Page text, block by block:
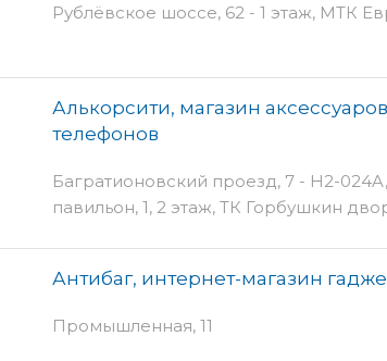
Рублёвское шоссе, 62 - 1 этаж, МТК
Алькорсити, магазин
телефонов
Багратионовский проезд, 7 - H2-
павильон, 1, 2 этаж, ТК Горбушкин
Антибаг, интернет-магазин
Промышленная, 11